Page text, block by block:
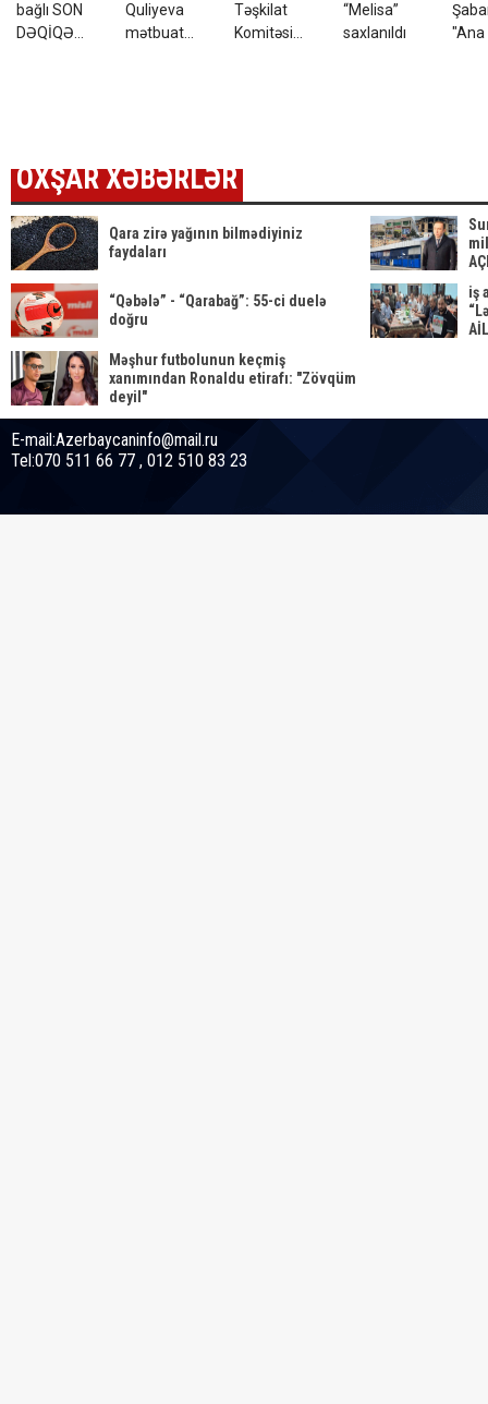
bağlı SON
DƏQİQƏ
Quliyeva
mətbuat
Təşkilat
Komitəsi
“Melisa”
saxlanıldı
OXŞAR XƏBƏRLƏR
Qara zirə yağının bilmədiyiniz
faydaları
“Qəbələ” - “Qarabağ”: 55-ci duelə
doğru
iş
Məşhur futbolunun keçmiş
xanımından Ronaldu etirafı: "Zövqüm
deyil"
E-mail:Azerbaycaninfo@mail.ru
Tel:070 511 66 77 , 012 510 83 23